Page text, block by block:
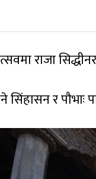
राजा
र पौभाः